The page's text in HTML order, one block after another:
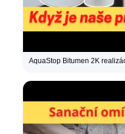
AquaStop Bitumen 2K